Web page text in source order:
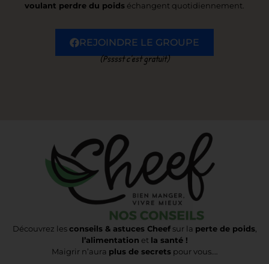
voulant perdre du poids échangent quotidiennement.
REJOINDRE LE GROUPE
(Psssst c’est gratuit)
Découvrez lesconseils & astuces Cheefsur la perte de poids,
l’alimentation et la santé !
Maigrir n’aura plus de secretspour vous….